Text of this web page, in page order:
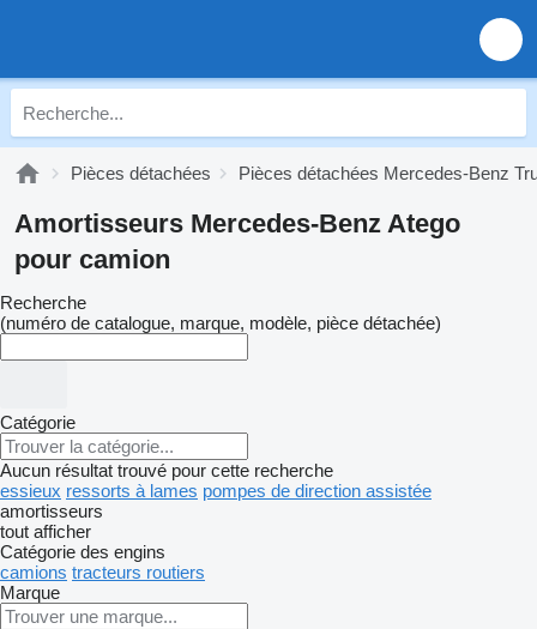
Pièces détachées Pièces détachées Mercedes-Benz
Amortisseurs Mercedes-Benz Atego
pour camion
Recherche
(numéro de catalogue, marque, modèle, pièce détachée)
Catégorie
Aucun résultat trouvé pour cette recherche
essieux ressorts à lames pompes de direction assistée
amortisseurs
tout afficher
Catégorie des engins
camions tracteurs routiers
Marque